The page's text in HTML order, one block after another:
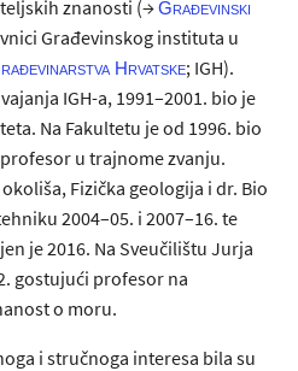
znanosti (→Građevinski
Građevinskog instituta u
Hrvatske; IGH).
IGH-a, 1991–2001. bio je
Na Fakultetu je od 1996. bio
u trajnome zvanju.
Fizička geologija i dr. Bio
2004–05. i 2007–16. te
je 2016. Na Sveučilištu Jurja
gostujući profesor na
o moru.
i stručnoga interesa bila su